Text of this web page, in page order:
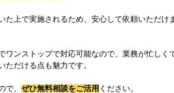
た上で実施されるため、安心して依頼いただけ
ワンストップで対応可能なので、業務が忙しく
ただける点も魅力です。
で、 ぜひ無料相談をご活用 ください。